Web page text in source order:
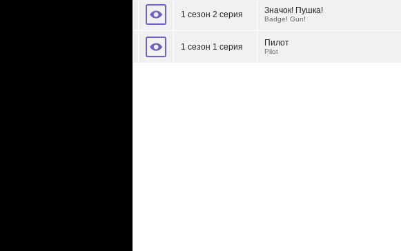
1 сезон 2 серия Значок! Пушка!
Badge! Gun!
1 сезон 1 серия Пилот
Pilot